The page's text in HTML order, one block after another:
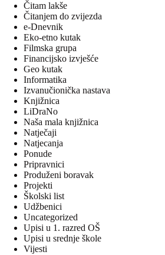
Čitam lakše
Čitanjem do zvijezda
e-Dnevnik
Eko-etno kutak
Filmska grupa
Financijsko izvješće
Geo kutak
Informatika
Izvanučionička nastava
Knjižnica
LiDraNo
Naša mala knjižnica
Natječaji
Natjecanja
Ponude
Pripravnici
Produženi boravak
Projekti
Školski list
Udžbenici
Uncategorized
Upisi u 1. razred OŠ
Upisi u srednje škole
Vijesti